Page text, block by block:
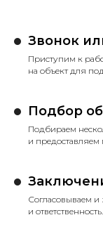
Звонок
Приступим к
на объект для
Подбор
Подбираем
и предоставляем
Согласовываем
и ответственность.